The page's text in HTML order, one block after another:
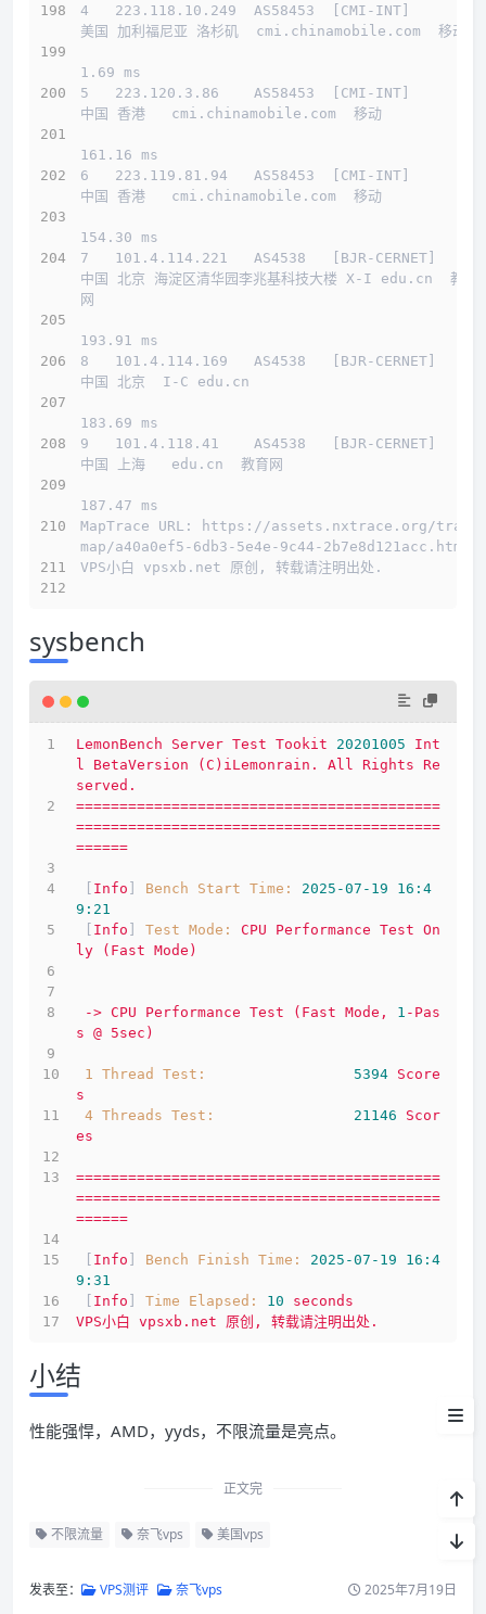
4   223.118.10.249  AS58453  [CMI-INT]
美国 加利福尼亚 洛杉矶  cmi.chinamobile.com  移动
1.69 ms
5   223.120.3.86    AS58453  [CMI-INT]
中国 香港   cmi.chinamobile.com  移动
161.16 ms
6   223.119.81.94   AS58453  [CMI-INT]
中国 香港   cmi.chinamobile.com  移动
154.30 ms
7   101.4.114.221   AS4538   [BJR-CERNET]
中国 北京 海淀区清华园李兆基科技大楼 X-I edu.cn  教育
网
193.91 ms
8   101.4.114.169   AS4538   [BJR-CERNET]
中国 北京  I-C edu.cn
183.69 ms
9   101.4.118.41    AS4538   [BJR-CERNET]
中国 上海   edu.cn  教育网
187.47 ms
MapTrace URL: https://assets.nxtrace.org/trace
map/a40a0ef5-6db3-5e4e-9c44-2b7e8d121acc.html
VPS小白 vpsxb.net 原创, 转载请注明出处.
sysbench
LemonBench Server Test Tookit 20201005
Int
l
BetaVersion (C)iLemonrain. All Rights
Re
served.
==========================================
==========================================
======
Info Bench Start Time:
2025-07-19 16:4
9:21
Info Test Mode: CPU Performance Test On
ly
(Fast Mode)
-> CPU Performance Test (Fast Mode, 1 -Pas
s @ 5sec)
1 Thread Test: 5394 Score
s
4 Threads Test:
21146
Scor
es
==========================================
==========================================
======
Info Bench Finish Time:
2025-07-19 16:4
9:31
Info Time Elapsed: 10
seconds
VPS小白 vpsxb.net 原创, 转载请注明出处.
小结
性能强悍，AMD，yyds，不限流量是亮点。
正文完
不限流量 奈飞vps 美国vps
发表至： VPS测评 奈飞vps 2025年7月19日
线路概况
买
流媒体
延迟
sysbench
小结